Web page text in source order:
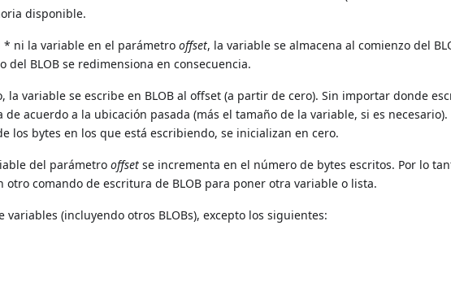
disponible.
* ni la variable en el parámetrooffset, la variable se almacena al comienzo del
BLOB se redimensiona en consecuencia.
la variable se escribe en BLOB al offset (a partir de cero). Sin importar donde
acuerdo a la ubicación pasada (más el tamaño de la variable, si es necesario).
los bytes en los que está escribiendo, se inicializan en cero.
del parámetrooffset se incrementa en el número de bytes escritos. Por lo
comando de escritura de BLOB para poner otra variable o lista.
variables (incluyendo otros BLOBs), excepto los siguientes: